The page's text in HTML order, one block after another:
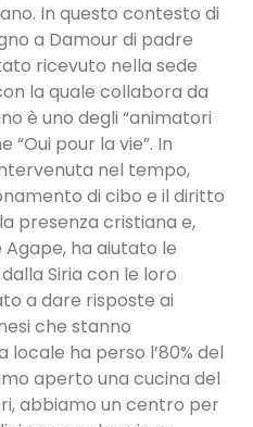
In questo contesto di
a Damour di padre
ricevuto nella sede
la quale collabora da
è uno degli “animatori
“Oui pour la vie”. In
nel tempo,
di cibo e il diritto
presenza cristiana e,
ha aiutato le
Siria con le loro
a dare risposte ai
che stanno
ha perso l’80% del
aperto una cucina del
abbiamo un centro per